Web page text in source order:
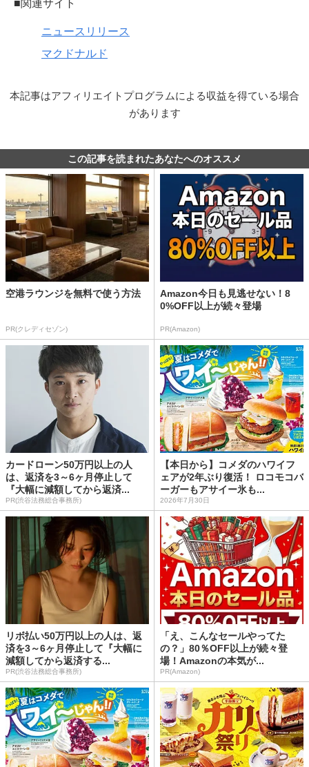
■関連サイト
ニュースリリース
マクドナルド
本記事はアフィリエイトプログラムによる収益を得ている場合
があります
この記事を読まれたあなたへのオススメ
空港ラウンジを無料で使う方法
PR(クレディセゾン)
Amazon今日も見逃せない！8
0%OFF以上が続々登場
PR(Amazon)
カードローン50万円以上の人
は、返済を3～6ヶ月停止して
『大幅に減額してから返済...
PR(渋谷法務総合事務所)
【本日から】コメダのハワイフ
ェアが2年ぶり復活！ ロコモコバ
ーガーもアサイー氷も...
2026年7月30日
リボ払い50万円以上の人は、返
済を3～6ヶ月停止して『大幅に
減額してから返済する...
PR(渋谷法務総合事務所)
「え、こんなセールやってた
の？」80％OFF以上が続々登
場！Amazonの本気が...
PR(Amazon)